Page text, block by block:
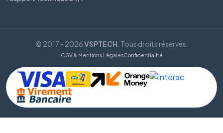
© 2017 - 2026VSPTECH . Tous droits réservés.
CGV & Mentions LégalesConfidentialité